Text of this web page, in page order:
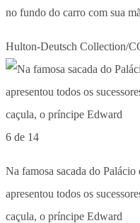
no fundo do carro com sua
Hulton-Deutsch Collection/
6 de 14
Na famosa sacada do
apresentou todos os
caçula, o príncipe Edward